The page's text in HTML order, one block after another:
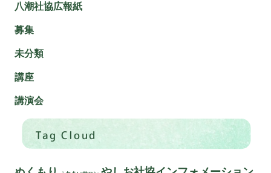
八潮社協広報紙
募集
未分類
講座
講演会
Tag Cloud